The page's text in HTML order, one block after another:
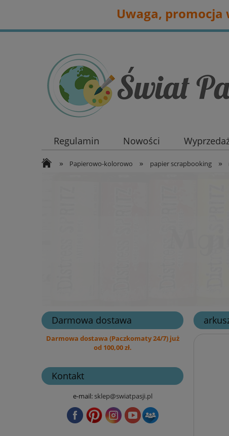
Uwaga, promocja
Regulamin Nowości
» Papierowo-kolorowo » papier scrapbooking »
Darmowa dostawa
Darmowa dostawa (Paczkomaty 24/7) już
od 100,00 zł.
Kontakt
e-mail:sklep@swiatpasji.pl